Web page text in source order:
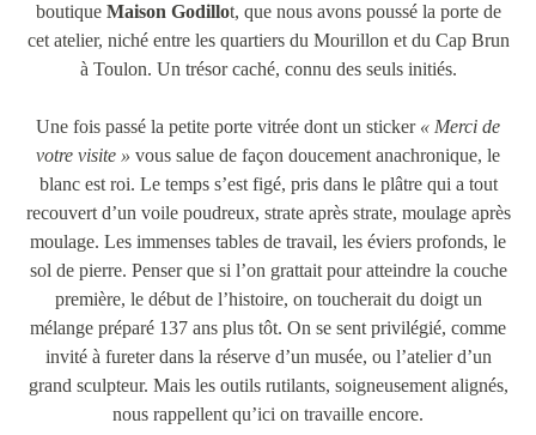
boutique Maison Godillot, que nous avons poussé la porte de
cet atelier, niché entre les quartiers du Mourillon et du Cap Brun
à Toulon. Un trésor caché, connu des seuls initiés.
Une fois passé la petite porte vitrée dont un sticker « Merci de
votre visite » vous salue de façon doucement anachronique, le
blanc est roi. Le temps s’est figé, pris dans le plâtre qui a tout
recouvert d’un voile poudreux, strate après strate, moulage après
moulage. Les immenses tables de travail, les éviers profonds, le
sol de pierre. Penser que si l’on grattait pour atteindre la couche
première, le début de l’histoire, on toucherait du doigt un
mélange préparé 137 ans plus tôt. On se sent privilégié, comme
invité à fureter dans la réserve d’un musée, ou l’atelier d’un
grand sculpteur. Mais les outils rutilants, soigneusement alignés,
nous rappellent qu’ici on travaille encore.